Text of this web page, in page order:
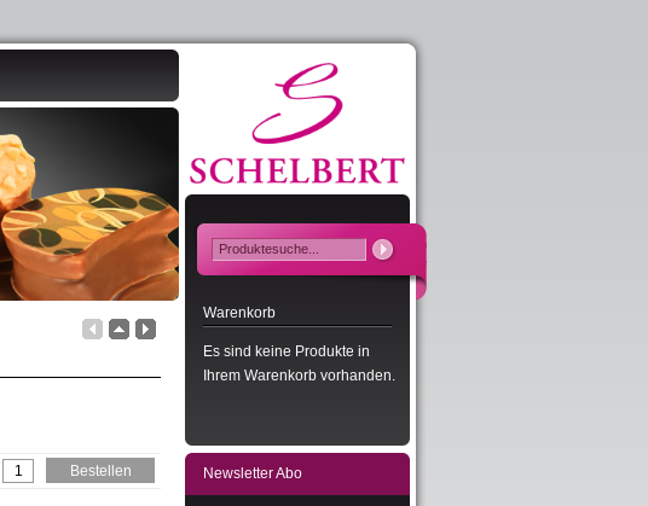
Warenkorb
Es sind keine Produkte in
Ihrem Warenkorb vorhanden.
Newsletter Abo